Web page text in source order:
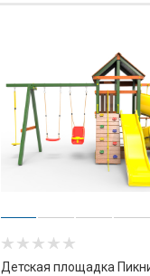
Детская площадка